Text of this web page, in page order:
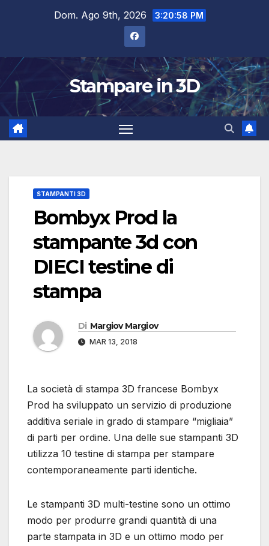
Dom. Ago 9th, 2026 3:20:59 PM
Stampare in 3D
STAMPANTI 3D
Bombyx Prod la
stampante 3d con
DIECI testine di
stampa
Di Margiov Margiov
MAR 13, 2018
La società di stampa 3D francese Bombyx
Prod ha sviluppato un servizio di produzione
additiva seriale in grado di stampare “migliaia”
di parti per ordine. Una delle sue stampanti 3D
utilizza 10 testine di stampa per stampare
contemporaneamente parti identiche.
Le stampanti 3D multi-testine sono un ottimo
modo per produrre grandi quantità di una
parte stampata in 3D e un ottimo modo per